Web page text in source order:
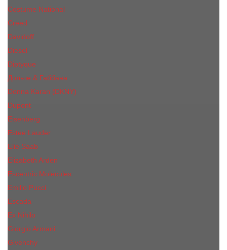
Costume National
Creed
Davidoff
Diesel
Diptyque
Дольче & Габбана
Donna Karan (DKNY)
Dupont
Eisenberg
Еsteе Lаudеr
Elie Saab
Elizabeth Arden
Escentric Molecules
Emilio Pucci
Escada
Ex Nihilo
Giorgio Armani
Givenchy